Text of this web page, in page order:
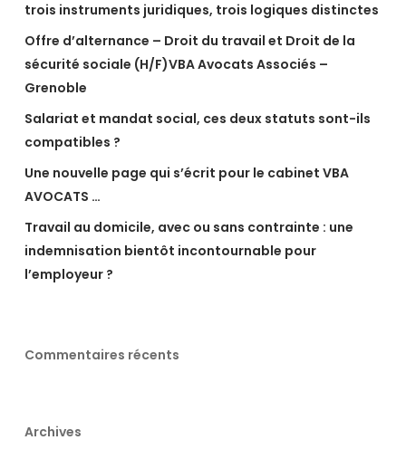
trois instruments juridiques, trois logiques distinctes
Offre d’alternance – Droit du travail et Droit de la
sécurité sociale (H/F)VBA Avocats Associés –
Grenoble
Salariat et mandat social, ces deux statuts sont-ils
compatibles ?
Une nouvelle page qui s’écrit pour le cabinet VBA
AVOCATS …
Travail au domicile, avec ou sans contrainte : une
indemnisation bientôt incontournable pour
l’employeur ?
Commentaires récents
Archives